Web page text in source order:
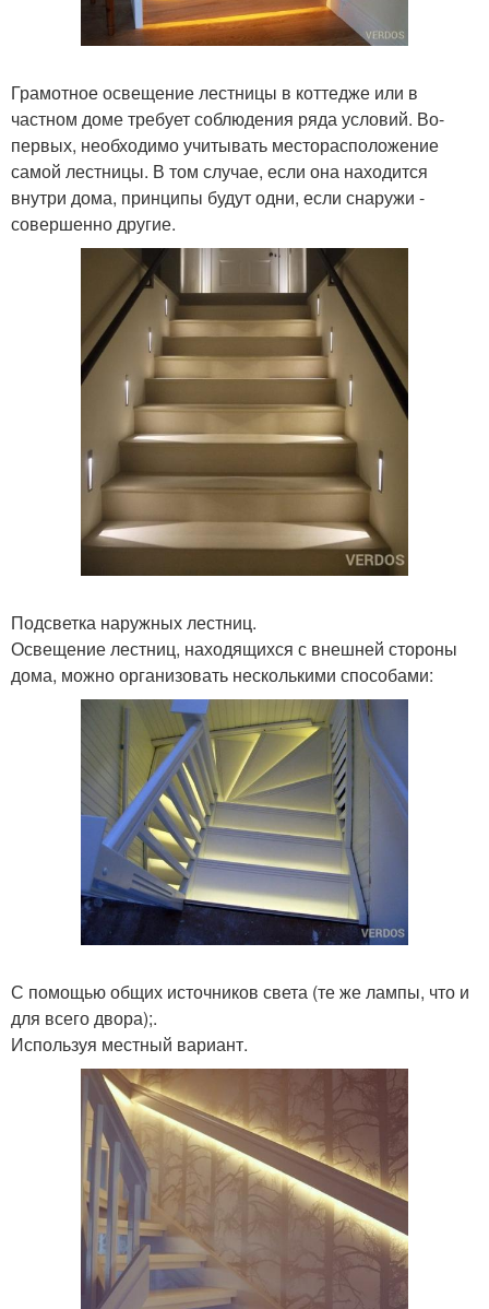
Грамотное освещение лестницы в коттедже или в
частном доме требует соблюдения ряда условий. Во-
первых, необходимо учитывать месторасположение
самой лестницы. В том случае, если она находится
внутри дома, принципы будут одни, если снаружи -
совершенно другие.
Подсветка наружных лестниц.
Освещение лестниц, находящихся с внешней стороны
дома, можно организовать несколькими способами:
С помощью общих источников света (те же лампы, что и
для всего двора);.
Используя местный вариант.